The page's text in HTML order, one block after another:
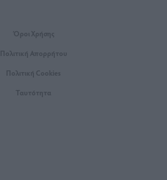
Όροι Xρήσης
Πολιτική Απορρήτου
Πολιτική Cookies
Ταυτότητα